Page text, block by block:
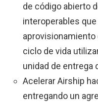
de código abierto
interoperables
aprovisionamiento
ciclo de vida
unidad de entrega
Acelerar Airship
entregando un